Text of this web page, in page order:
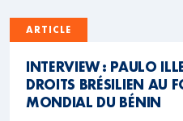
ARTICLE
INTERVIEW : PAULO
DROITS BRÉSILIEN AU
MONDIAL DU BÉNIN